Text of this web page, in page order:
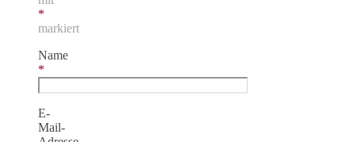
*
markiert
Name
*
E-
Mail-